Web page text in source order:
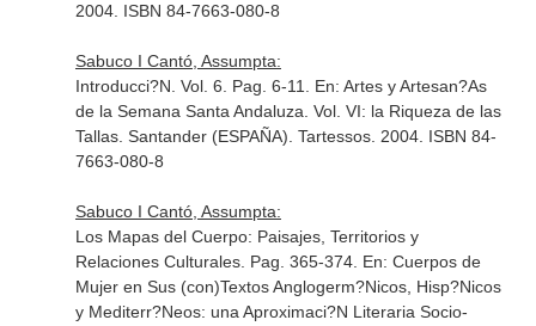
2004. ISBN 84-7663-080-8
Sabuco I Cantó, Assumpta:
Introducci?N. Vol. 6. Pag. 6-11. En: Artes y Artesan?As
de la Semana Santa Andaluza. Vol. VI: la Riqueza de las
Tallas. Santander (ESPAÑA). Tartessos. 2004. ISBN 84-
7663-080-8
Sabuco I Cantó, Assumpta:
Los Mapas del Cuerpo: Paisajes, Territorios y
Relaciones Culturales. Pag. 365-374. En: Cuerpos de
Mujer en Sus (con)Textos Anglogerm?Nicos, Hisp?Nicos
y Mediterr?Neos: una Aproximaci?N Literaria Socio-